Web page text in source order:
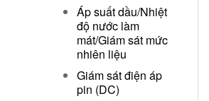
Áp suất dầu/Nhiệt
độ nước làm
mát/Giám sát mức
nhiên liệu
Giám sát điện áp
pin (DC)